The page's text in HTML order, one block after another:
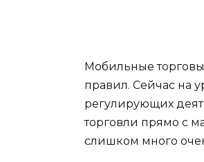
Мобильные
правил. Сейчас на
регулирующих
торговли прямо с
слишком много